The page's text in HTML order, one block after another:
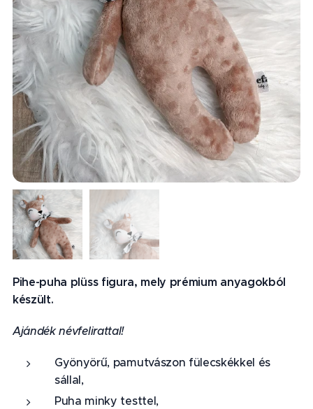
Pihe-puha plüss figura, mely prémium anyagokból
készült.
Ajándék névfelirattal!
Gyönyörű, pamutvászon fülecskékkel és
sállal,
Puha minky testtel,